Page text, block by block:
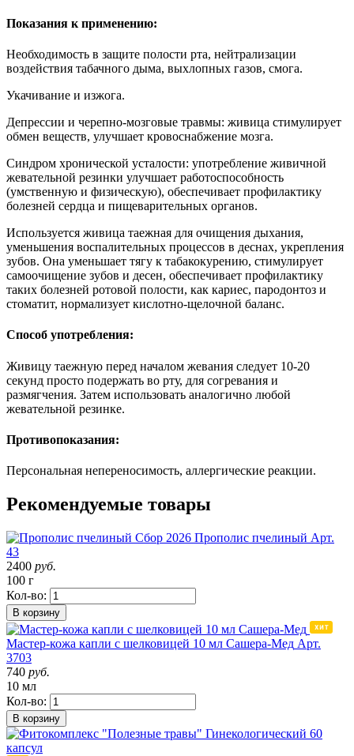
Показания к применению:
Необходимость в защите полости рта, нейтрализации
воздействия табачного дыма, выхлопных газов, смога.
Укачивание и изжога.
Депрессии и черепно-мозговые травмы: живица стимулирует
обмен веществ, улучшает кровоснабжение мозга.
Синдром хронической усталости: употребление живичной
жевательной резинки улучшает работоспособность
(умственную и физическую), обеспечивает профилактику
болезней сердца и пищеварительных органов.
Используется живица таежная для очищения дыхания,
уменьшения воспалительных процессов в деснах, укрепления
зубов. Она уменьшает тягу к табакокурению, стимулирует
самоочищение зубов и десен, обеспечивает профилактику
таких болезней ротовой полости, как кариес, пародонтоз и
стоматит, нормализует кислотно-щелочной баланс.
Способ употребления:
Живицу таежную перед началом жевания следует 10-20
секунд просто подержать во рту, для согревания и
размягчения. Затем использовать аналогично любой
жевательной резинке.
Противопоказания:
Персональная непереносимость, аллергические реакции.
Рекомендуемые товары
Сбор 2026 Прополис пчелиный Арт.
43
2400 руб.
100 г
Кол-во:
В корзину
Мастер-кожа капли с шелковицей 10 мл Сашера-Мед Арт.
3703
740 руб.
10 мл
Кол-во:
В корзину